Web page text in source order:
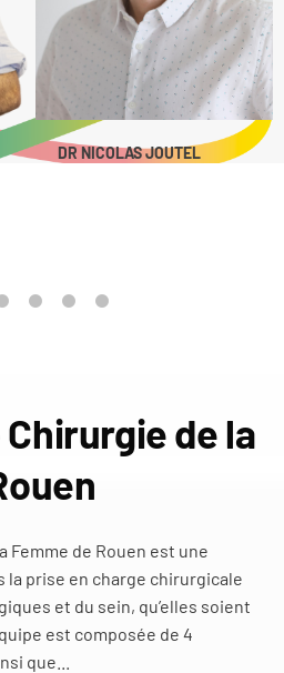
DR NICOLAS JOUTEL
de la
Femme de Rouen est une
prise en charge chirurgicale
et du sein, qu’elles soient
est composée de 4
que...